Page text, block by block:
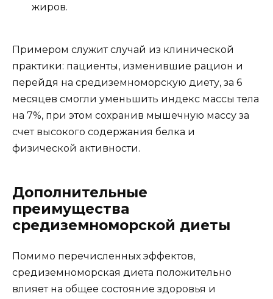
жиров.
Примером служит случай из клинической
практики: пациенты, изменившие рацион и
перейдя на средиземноморскую диету, за 6
месяцев смогли уменьшить индекс массы тела
на 7%, при этом сохранив мышечную массу за
счет высокого содержания белка и
физической активности.
Дополнительные
преимущества
средиземноморской диеты
Помимо перечисленных эффектов,
средиземноморская диета положительно
влияет на общее состояние здоровья и